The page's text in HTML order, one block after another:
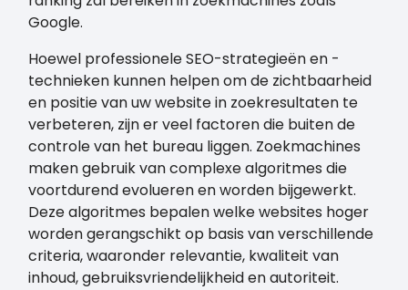
Google.
Hoewel professionele SEO-strategieën en -
technieken kunnen helpen om de zichtbaarheid
en positie van uw website in zoekresultaten te
verbeteren, zijn er veel factoren die buiten de
controle van het bureau liggen. Zoekmachines
maken gebruik van complexe algoritmes die
voortdurend evolueren en worden bijgewerkt.
Deze algoritmes bepalen welke websites hoger
worden gerangschikt op basis van verschillende
criteria, waaronder relevantie, kwaliteit van
inhoud, gebruiksvriendelijkheid en autoriteit.